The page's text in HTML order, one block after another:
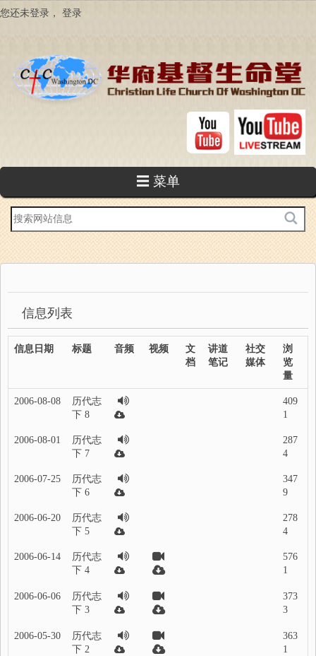
跳
您还未登录， 登录
☰ 菜单
站
内
搜
索
信息列表
信息日期 标题 音频 视频
文
档
讲道
笔记
社交
媒体
浏
览
量
2006-08-08
历代志
下 8
409
1
2006-08-01
历代志
下 7
287
4
2006-07-25
历代志
下 6
347
9
2006-06-20
历代志
下 5
278
4
2006-06-14
历代志
下 4
576
1
2006-06-06
历代志
下 3
373
3
2006-05-30
历代志
下 2
363
1